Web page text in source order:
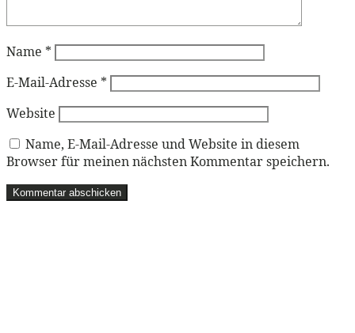
Name *
E-Mail-Adresse *
Website
Name, E-Mail-Adresse und Website in diesem
Browser für meinen nächsten Kommentar speichern.